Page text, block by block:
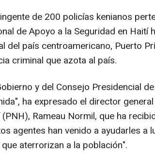
de 200 policías kenianos
de Apoyo a la Seguridad en Haití
del país centroamericano, Puerto
criminal que azota al país.
y del Consejo Presidencial
ha expresado el director
Rameau Normil, que ha
agentes han venido a ayudarles a
aterrorizan a la población".